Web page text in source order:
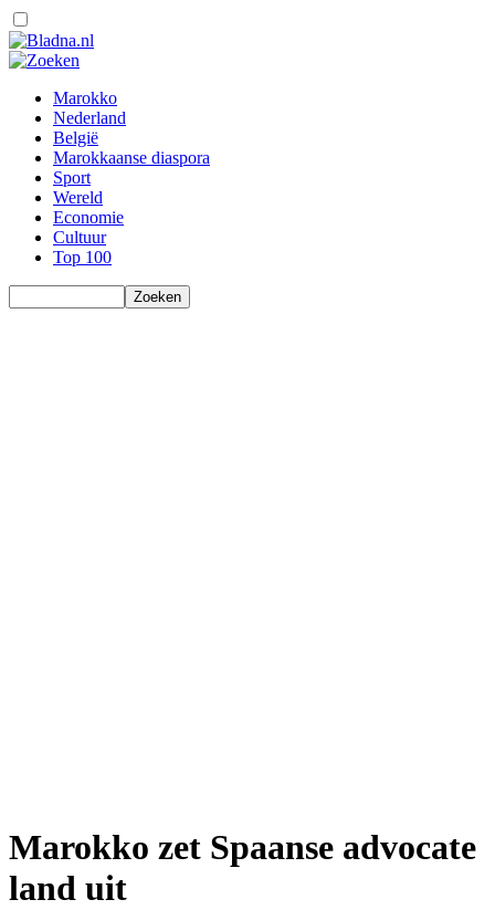
Marokko
Nederland
België
Marokkaanse diaspora
Sport
Wereld
Economie
Cultuur
Top 100
Marokko zet Spaanse advocate
land uit